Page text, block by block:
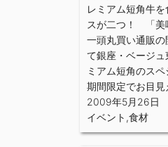
レミアム短角牛
スが二つ！ 「美
一頭丸買い通販の
て銀座・ベージ
ミアム短角のス
期間限定でお目見
2009年5月26日
イベント ,食材